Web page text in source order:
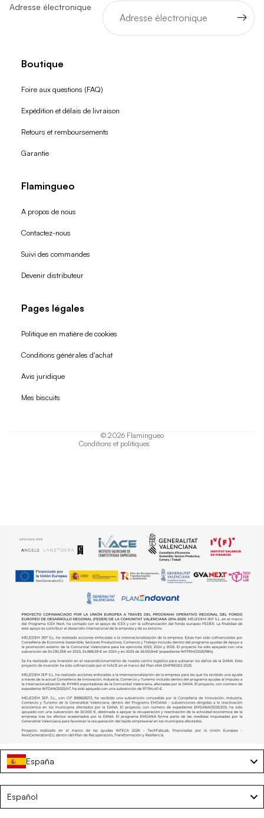
Manguitos de neopreno para piscina – PEACH
€14,30 €22,00
Adresse électronique
Boutique
Foire aux questions (FAQ)
Expédition et délais de livraison
Retours et remboursements
Garantie
Flamingueo
A propos de nous
Contactez-nous
Suivi des commandes
Devenir distributeur
Pages légales
Politique en matière de cookies
Conditions générales d'achat
Avis juridique
Mes biscuits
© 2026 Flamingueo
Conditions et politiques
Politique de remboursement
España
Español